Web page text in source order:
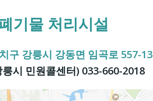
기물 처리시설
구 강릉시 강동면 임곡로 557-13
시 민원콜센터) 033-660-2018